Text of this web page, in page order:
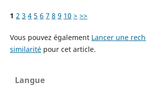
1 2 3 4 5 6 7 8 9 10 > >>
Vous pouvez également Lancer une
similaritépour cet article.
Langue